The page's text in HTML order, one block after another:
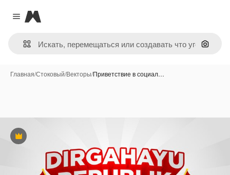
Close menu
Magnific
Поиск
Главная/Стоковый/Векторы/Приветствие в социал…
Премиум